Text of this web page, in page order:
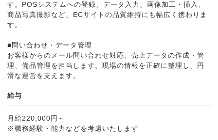
す。POSシステムへの登録、データ入力、画像加工・挿入、
商品写真撮影など、ECサイトの品質維持にも幅広く携わりま
す。
■問い合わせ・データ管理
お客様からのメール問い合わせ対応、売上データの作成・管
理、備品管理を担当します。現場の情報を正確に整理し、円
滑な運営を支えます。
給与
月給220,000円～
※職務経験・能力などを考慮いたします